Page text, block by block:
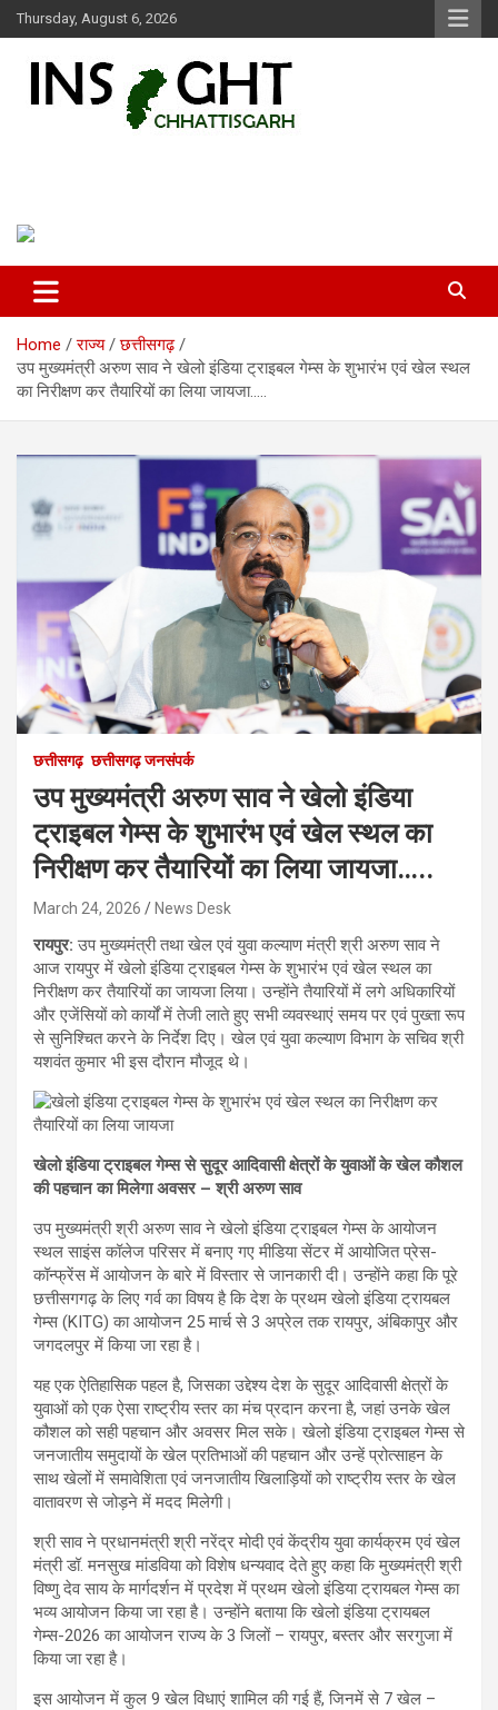
Skip
to
Thursday, August 6, 2026
Home राज्य
छत्तीसगढ़
उप मुख्यमंत्री अरुण साव ने खेलो इंडिया ट्राइबल गेम्स के शुभारंभ एवं खेल स्थल
का निरीक्षण कर तैयारियों का लिया जायजा…..
छत्तीसगढ़ छत्तीसगढ़ जनसंपर्क
उप मुख्यमंत्री अरुण साव ने खेलो इंडिया
ट्राइबल गेम्स के शुभारंभ एवं खेल स्थल का
निरीक्षण कर तैयारियों का लिया जायजा…..
March 24, 2026 News Desk
रायपुर:उप मुख्यमंत्री तथा खेल एवं युवा कल्याण मंत्री श्री अरुण साव ने
आज रायपुर में खेलो इंडिया ट्राइबल गेम्स के शुभारंभ एवं खेल स्थल का
निरीक्षण कर तैयारियों का जायजा लिया। उन्होंने तैयारियों में लगे अधिकारियों
और एजेंसियों को कार्यों में तेजी लाते हुए सभी व्यवस्थाएं समय पर एवं पुख्ता रूप
से सुनिश्चित करने के निर्देश दिए। खेल एवं युवा कल्याण विभाग के सचिव श्री
यशवंत कुमार भी इस दौरान मौजूद थे।
खेलो इंडिया ट्राइबल गेम्स से सुदूर आदिवासी क्षेत्रों के युवाओं के खेल कौशल
की पहचान का मिलेगा अवसर – श्री अरुण साव
उप मुख्यमंत्री श्री अरुण साव ने खेलो इंडिया ट्राइबल गेम्स के आयोजन
स्थल साइंस कॉलेज परिसर में बनाए गए मीडिया सेंटर में आयोजित प्रेस-
कॉन्फ्रेंस में आयोजन के बारे में विस्तार से जानकारी दी। उन्होंने कहा कि पूरे
छत्तीसगगढ़ के लिए गर्व का विषय है कि देश के प्रथम खेलो इंडिया ट्रायबल
गेम्स (KITG) का आयोजन 25 मार्च से 3 अप्रेल तक रायपुर, अंबिकापुर और
जगदलपुर में किया जा रहा है।
यह एक ऐतिहासिक पहल है, जिसका उद्देश्य देश के सुदूर आदिवासी क्षेत्रों के
युवाओं को एक ऐसा राष्ट्रीय स्तर का मंच प्रदान करना है, जहां उनके खेल
कौशल को सही पहचान और अवसर मिल सके। खेलो इंडिया ट्राइबल गेम्स से
जनजातीय समुदायों के खेल प्रतिभाओं की पहचान और उन्हें प्रोत्साहन के
साथ खेलों में समावेशिता एवं जनजातीय खिलाड़ियों को राष्ट्रीय स्तर के खेल
वातावरण से जोड़ने में मदद मिलेगी।
श्री साव ने प्रधानमंत्री श्री नरेंद्र मोदी एवं केंद्रीय युवा कार्यक्रम एवं खेल
मंत्री डॉ. मनसुख मांडविया को विशेष धन्यवाद देते हुए कहा कि मुख्यमंत्री श्री
विष्णु देव साय के मार्गदर्शन में प्रदेश में प्रथम खेलो इंडिया ट्रायबल गेम्स का
भव्य आयोजन किया जा रहा है। उन्होंने बताया कि खेलो इंडिया ट्रायबल
गेम्स-2026 का आयोजन राज्य के 3 जिलों – रायपुर, बस्तर और सरगुजा में
किया जा रहा है।
इस आयोजन में कुल 9 खेल विधाएं शामिल की गई हैं, जिनमें से 7 खेल –